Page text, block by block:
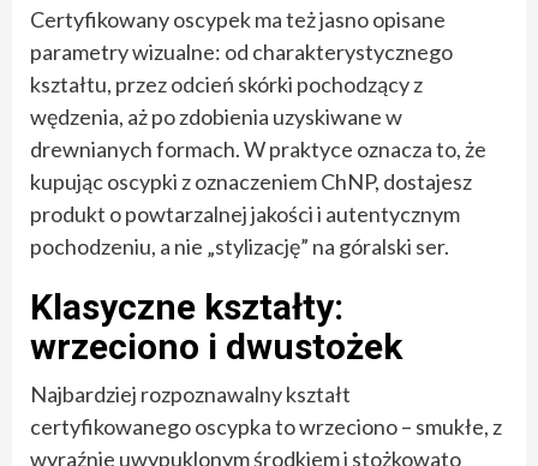
Certyfikowany oscypek ma też jasno opisane
parametry wizualne: od charakterystycznego
kształtu, przez odcień skórki pochodzący z
wędzenia, aż po zdobienia uzyskiwane w
drewnianych formach. W praktyce oznacza to, że
kupując oscypki z oznaczeniem ChNP, dostajesz
produkt o powtarzalnej jakości i autentycznym
pochodzeniu, a nie „stylizację” na góralski ser.
Klasyczne kształty:
wrzeciono i dwustożek
Najbardziej rozpoznawalny kształt
certyfikowanego oscypka to wrzeciono – smukłe, z
wyraźnie uwypuklonym środkiem i stożkowato